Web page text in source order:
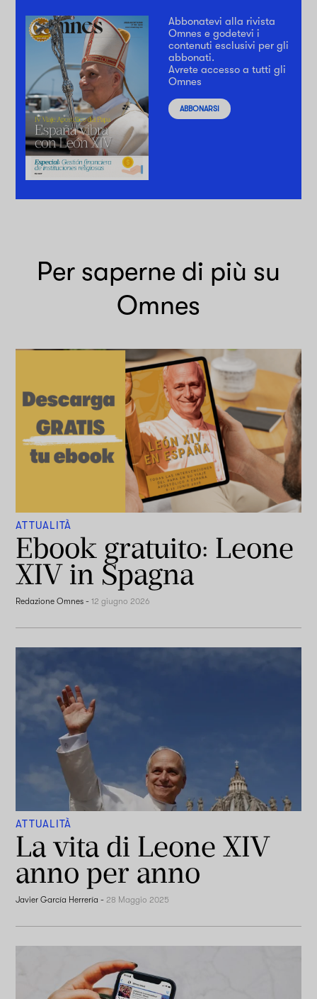
Abbonatevi alla rivista
Omnes e godetevi i
contenuti esclusivi per gli
abbonati.
Avrete accesso a tutti gli
Omnes
ABBONARSI
Per saperne di più su
Omnes
ATTUALITÀ
Ebook gratuito: Leone
XIV in Spagna
Redazione Omnes -12 giugno 2026
ATTUALITÀ
La vita di Leone XIV
anno per anno
Javier García Herrería -28 Maggio 2025